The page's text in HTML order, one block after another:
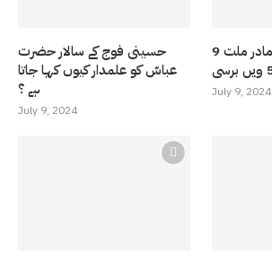
حسینی فوج کے سالار حضرت
عباسّ کو علمدار کیوں کہا جاتا
ہے ؟
July 9, 2024
9 جولائی 1967:مادر ملت
July 9, 2024